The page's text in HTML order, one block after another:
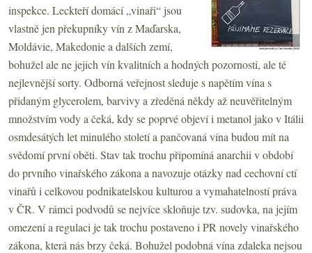
inspekce. Leckteří domácí „vinaři“ jsou
vlastně jen překupníky vín z Maďarska,
Moldávie, Makedonie a dalších zemí,
bohužel ale ne jejich vín kvalitních a hodných pozornosti, ale té
nejlevnější sorty. Odborná veřejnost sleduje s napětím vína s
přidaným glycerolem, barvivy a zředěná někdy až neuvěřitelným
množstvím vody a čeká, kdy se poprvé objeví i metanol jako v Itálii
osmdesátých let minulého století a pančovaná vína budou mít na
svědomí první oběti. Stav tak trochu připomíná anarchii v období
do prvního vinařského zákona a navozuje otázky nad cechovní ctí
vinařů i celkovou podnikatelskou kulturou a vymahatelností práva
v ČR. V rámci podvodů se nejvíce skloňuje tzv. sudovka, na jejím
omezení a regulaci je tak trochu postaveno i PR novely vinařského
zákona, která nás brzy čeká. Bohužel podobná vína zdaleka nejsou